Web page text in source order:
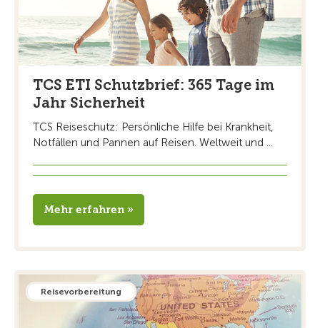
TCS ETI Schutzbrief: 365 Tage im
Jahr Sicherheit
TCS Reiseschutz: Persönliche Hilfe bei Krankheit,
Notfällen und Pannen auf Reisen. Weltweit und ...
Mehr erfahren »
Reisevorbereitung